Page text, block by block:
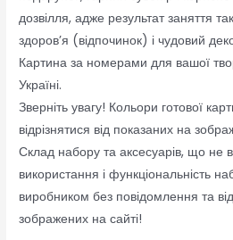
дозвілля, адже результат заняття
здоров’я (відпочинок) і чудовий
Картина за номерами для вашої
Україні.
Зверніть увагу! Кольори готової
відрізнятися від показаних на
Склад набору та аксесуарів, що не
використання і функціональність
виробником без повідомлення та
зображених на сайті!